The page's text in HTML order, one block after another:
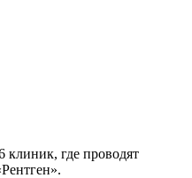
клиник, где проводят